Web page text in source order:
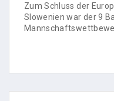
Zum Schluss der
Slowenien war der 9